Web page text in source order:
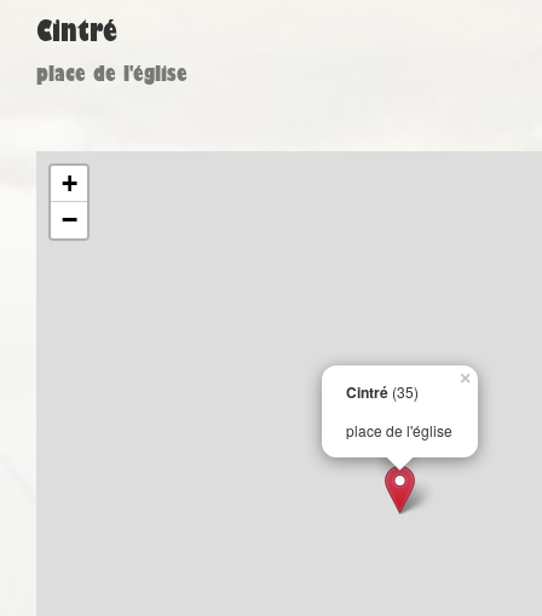
Cintré
place de l'église
Cintré (35)
place de l'église
×
+
−